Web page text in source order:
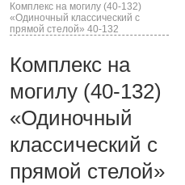
Комплекс на могилу (40-132)
«Одиночный классический с
прямой стелой» 40-132
Комплекс на
могилу (40-132)
«Одиночный
классический с
прямой стелой»